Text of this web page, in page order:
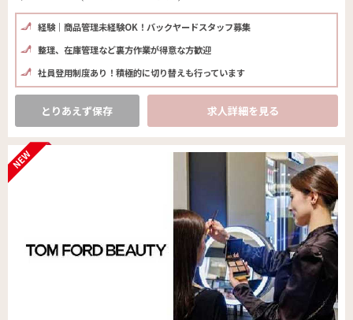
経験｜商品管理未経験OK！バックヤードスタッフ募集
整理、在庫管理など裏方作業が得意な方歓迎
社員登用制度あり！積極的に切り替えも行っています
とりあえず保存 求人詳細を見る